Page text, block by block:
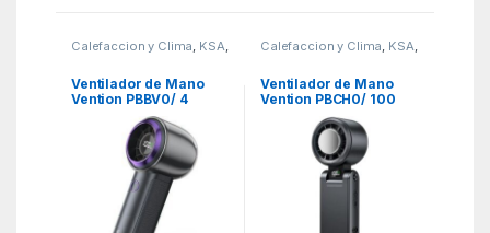
Calefaccion y Clima, KSA,
Ventilador de Mano
Vention PBBV0/ 4
velocidades
Calefaccion y Clima, KSA,
Ventilador de Mano
Vention PBCH0/ 100
velocidades